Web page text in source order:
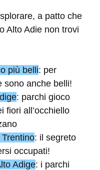
a patto che
Alto Adie non trovi
più belli: per
sono anche belli!
: parchi gioco
fiori all’occhiello
: il segreto
occupati!
Adige: i parchi